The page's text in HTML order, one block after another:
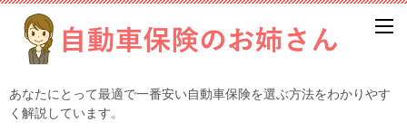
あなたにとって最適で一番安い自動車保険を選ぶ方法をわかりやす
く解説しています。